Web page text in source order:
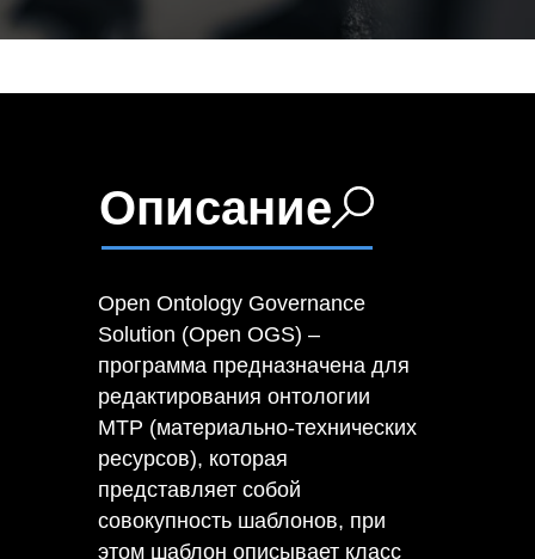
Описание
Open Ontology Governance
Solution (Open OGS) –
программа предназначена для
редактирования онтологии
МТР (материально-технических
ресурсов), которая
представляет собой
совокупность шаблонов, при
этом шаблон описывает класс